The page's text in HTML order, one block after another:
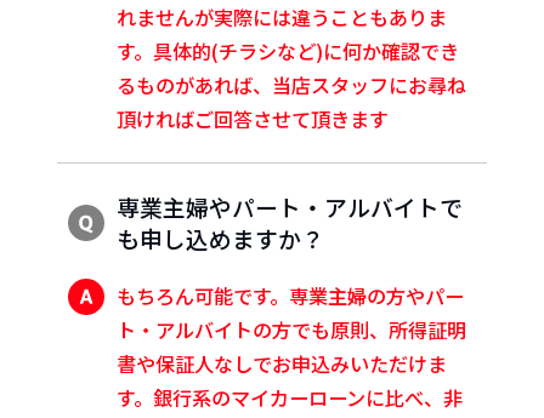
れませんが実際には違うこともありま
す。具体的(チラシなど)に何か確認でき
るものがあれば、当店スタッフにお尋ね
頂ければご回答させて頂きます
専業主婦やパート・アルバイトで
も申し込めますか？
もちろん可能です。専業主婦の方やパー
ト・アルバイトの方でも原則、所得証明
書や保証人なしでお申込みいただけま
す。銀行系のマイカーローンに比べ、非